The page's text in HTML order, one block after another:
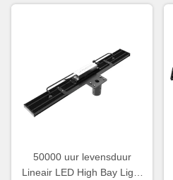
50000 uur levensduur
Lineair LED High Bay Light